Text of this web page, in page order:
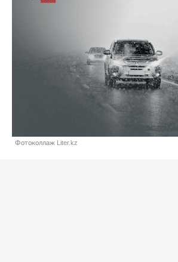
Фотоколлаж Liter.kz